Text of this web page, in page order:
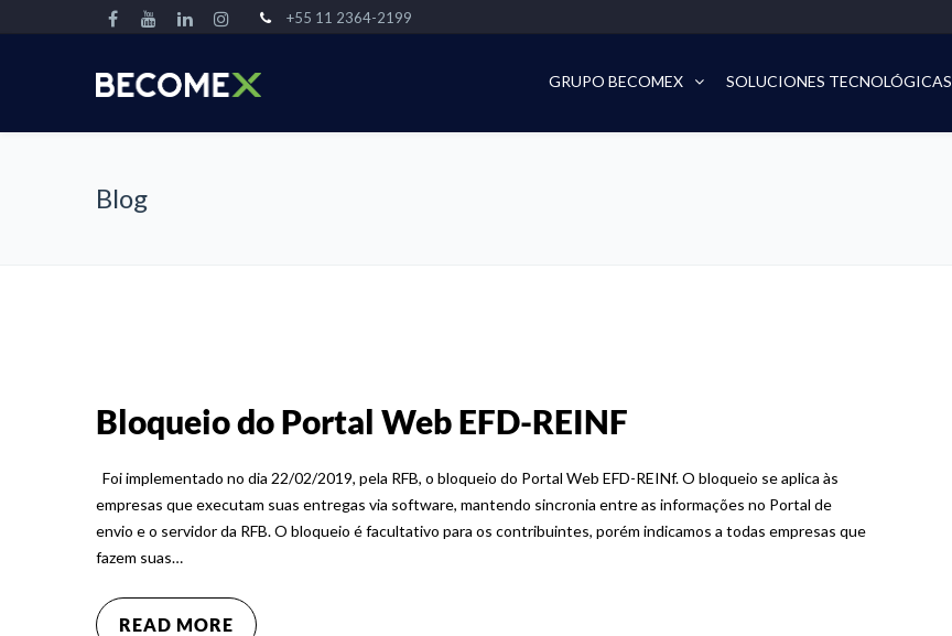
+55 11 2364-2199
GRUPO BECOMEX SOLUCIONES TECNOLÓGICAS
Blog
Bloqueio do Portal Web EFD-REINF
Foi implementado no dia 22/02/2019, pela RFB, o bloqueio do Portal Web EFD-REINf. O bloqueio se aplica às
empresas que executam suas entregas via software, mantendo sincronia entre as informações no Portal de
envio e o servidor da RFB. O bloqueio é facultativo para os contribuintes, porém indicamos a todas empresas que
fazem suas…
READ MORE